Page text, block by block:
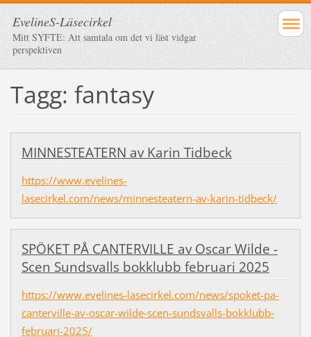
EvelineS-Läsecirkel
Mitt SYFTE: Att samtala om det vi läst vidgar
perspektiven
Tagg: fantasy
MINNESTEATERN av Karin Tidbeck
https://www.evelines-
lasecirkel.com/news/minnesteatern-av-karin-tidbeck/
SPÖKET PÅ CANTERVILLE av Oscar Wilde -
Scen Sundsvalls bokklubb februari 2025
https://www.evelines-lasecirkel.com/news/spoket-pa-
canterville-av-oscar-wilde-scen-sundsvalls-bokklubb-
februari-2025/